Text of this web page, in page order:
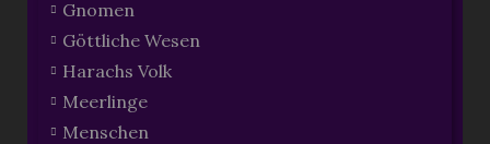
Gnomen
Göttliche Wesen
Harachs Volk
Meerlinge
Menschen